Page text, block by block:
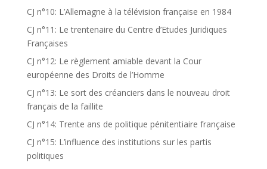
CJ n°10: L’Allemagne à la télévision française en 1984
CJ n°11: Le trentenaire du Centre d’Etudes Juridiques
Françaises
CJ n°12: Le règlement amiable devant la Cour
européenne des Droits de l’Homme
CJ n°13: Le sort des créanciers dans le nouveau droit
français de la faillite
CJ n°14: Trente ans de politique pénitentiaire française
CJ n°15: L’influence des institutions sur les partis
politiques